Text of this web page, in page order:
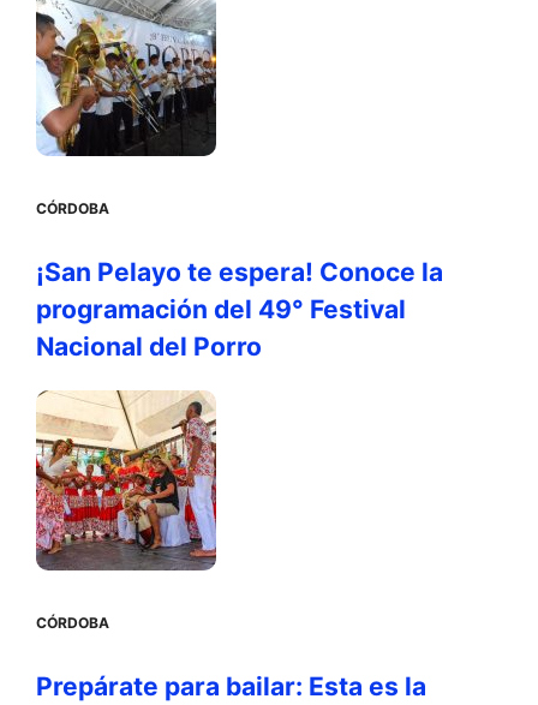
CÓRDOBA
¡San Pelayo te espera! Conoce la
programación del 49° Festival
Nacional del Porro
CÓRDOBA
Prepárate para bailar: Esta es la